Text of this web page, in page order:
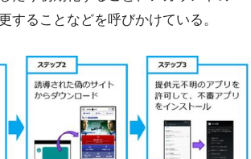
することなどを呼びかけている。